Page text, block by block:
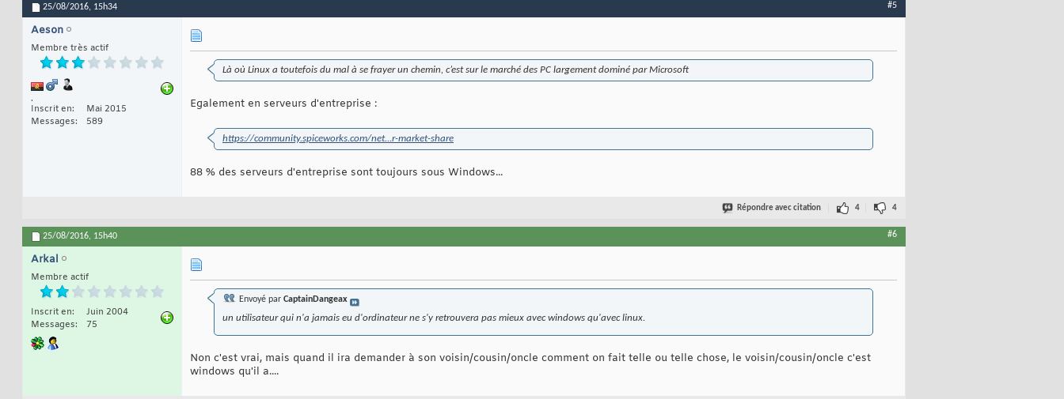
25/08/2016, 15h34 #5
Aeson
Membre très actif
.
Inscrit en
Mai 2015
Messages
589
Là où Linux a toutefois du mal à se frayer un chemin, c’est sur le marché des PC largement dominé par Microsoft
Egalement en serveurs d'entreprise :
https://community.spiceworks.com/net...r-market-share
88 % des serveurs d'entreprise sont toujours sous Windows...
Répondre avec citation 4 4
25/08/2016, 15h40 #6
Arkal
Membre actif
Inscrit en
Juin 2004
Messages
75
Envoyé par CaptainDangeax
un utilisateur qui n'a jamais eu d'ordinateur ne s'y retrouvera pas mieux avec windows qu'avec linux.
Non c'est vrai, mais quand il ira demander à son voisin/cousin/oncle comment on fait telle ou telle chose, le voisin/cousin/oncle c'est
windows qu'il a....